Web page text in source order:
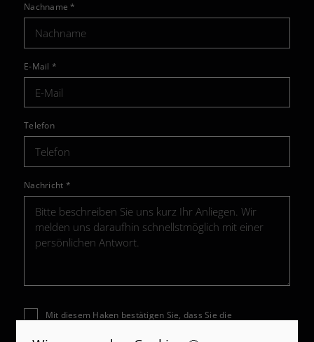
Nachname *
E-Mail *
Telefon
Nachricht *
Mit diesem Haken bestätigen Sie, dass Sie die